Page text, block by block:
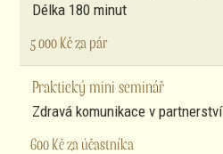
Délka 180 minut
5 000 Kč za pár
Praktický mini seminář
Zdravá komunikace v partnerství
600 Kč za účastníka